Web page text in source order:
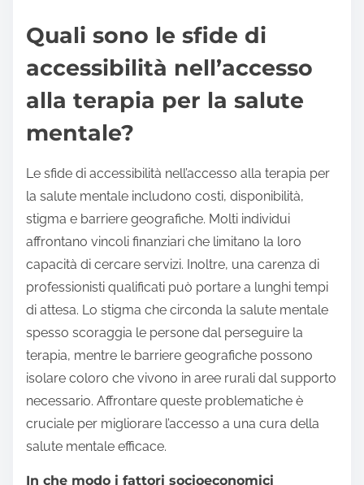
Quali sono le sfide di
accessibilità nell’accesso
alla terapia per la salute
mentale?
Le sfide di accessibilità nell’accesso alla terapia per
la salute mentale includono costi, disponibilità,
stigma e barriere geografiche. Molti individui
affrontano vincoli finanziari che limitano la loro
capacità di cercare servizi. Inoltre, una carenza di
professionisti qualificati può portare a lunghi tempi
di attesa. Lo stigma che circonda la salute mentale
spesso scoraggia le persone dal perseguire la
terapia, mentre le barriere geografiche possono
isolare coloro che vivono in aree rurali dal supporto
necessario. Affrontare queste problematiche è
cruciale per migliorare l’accesso a una cura della
salute mentale efficace.
In che modo i fattori socioeconomici